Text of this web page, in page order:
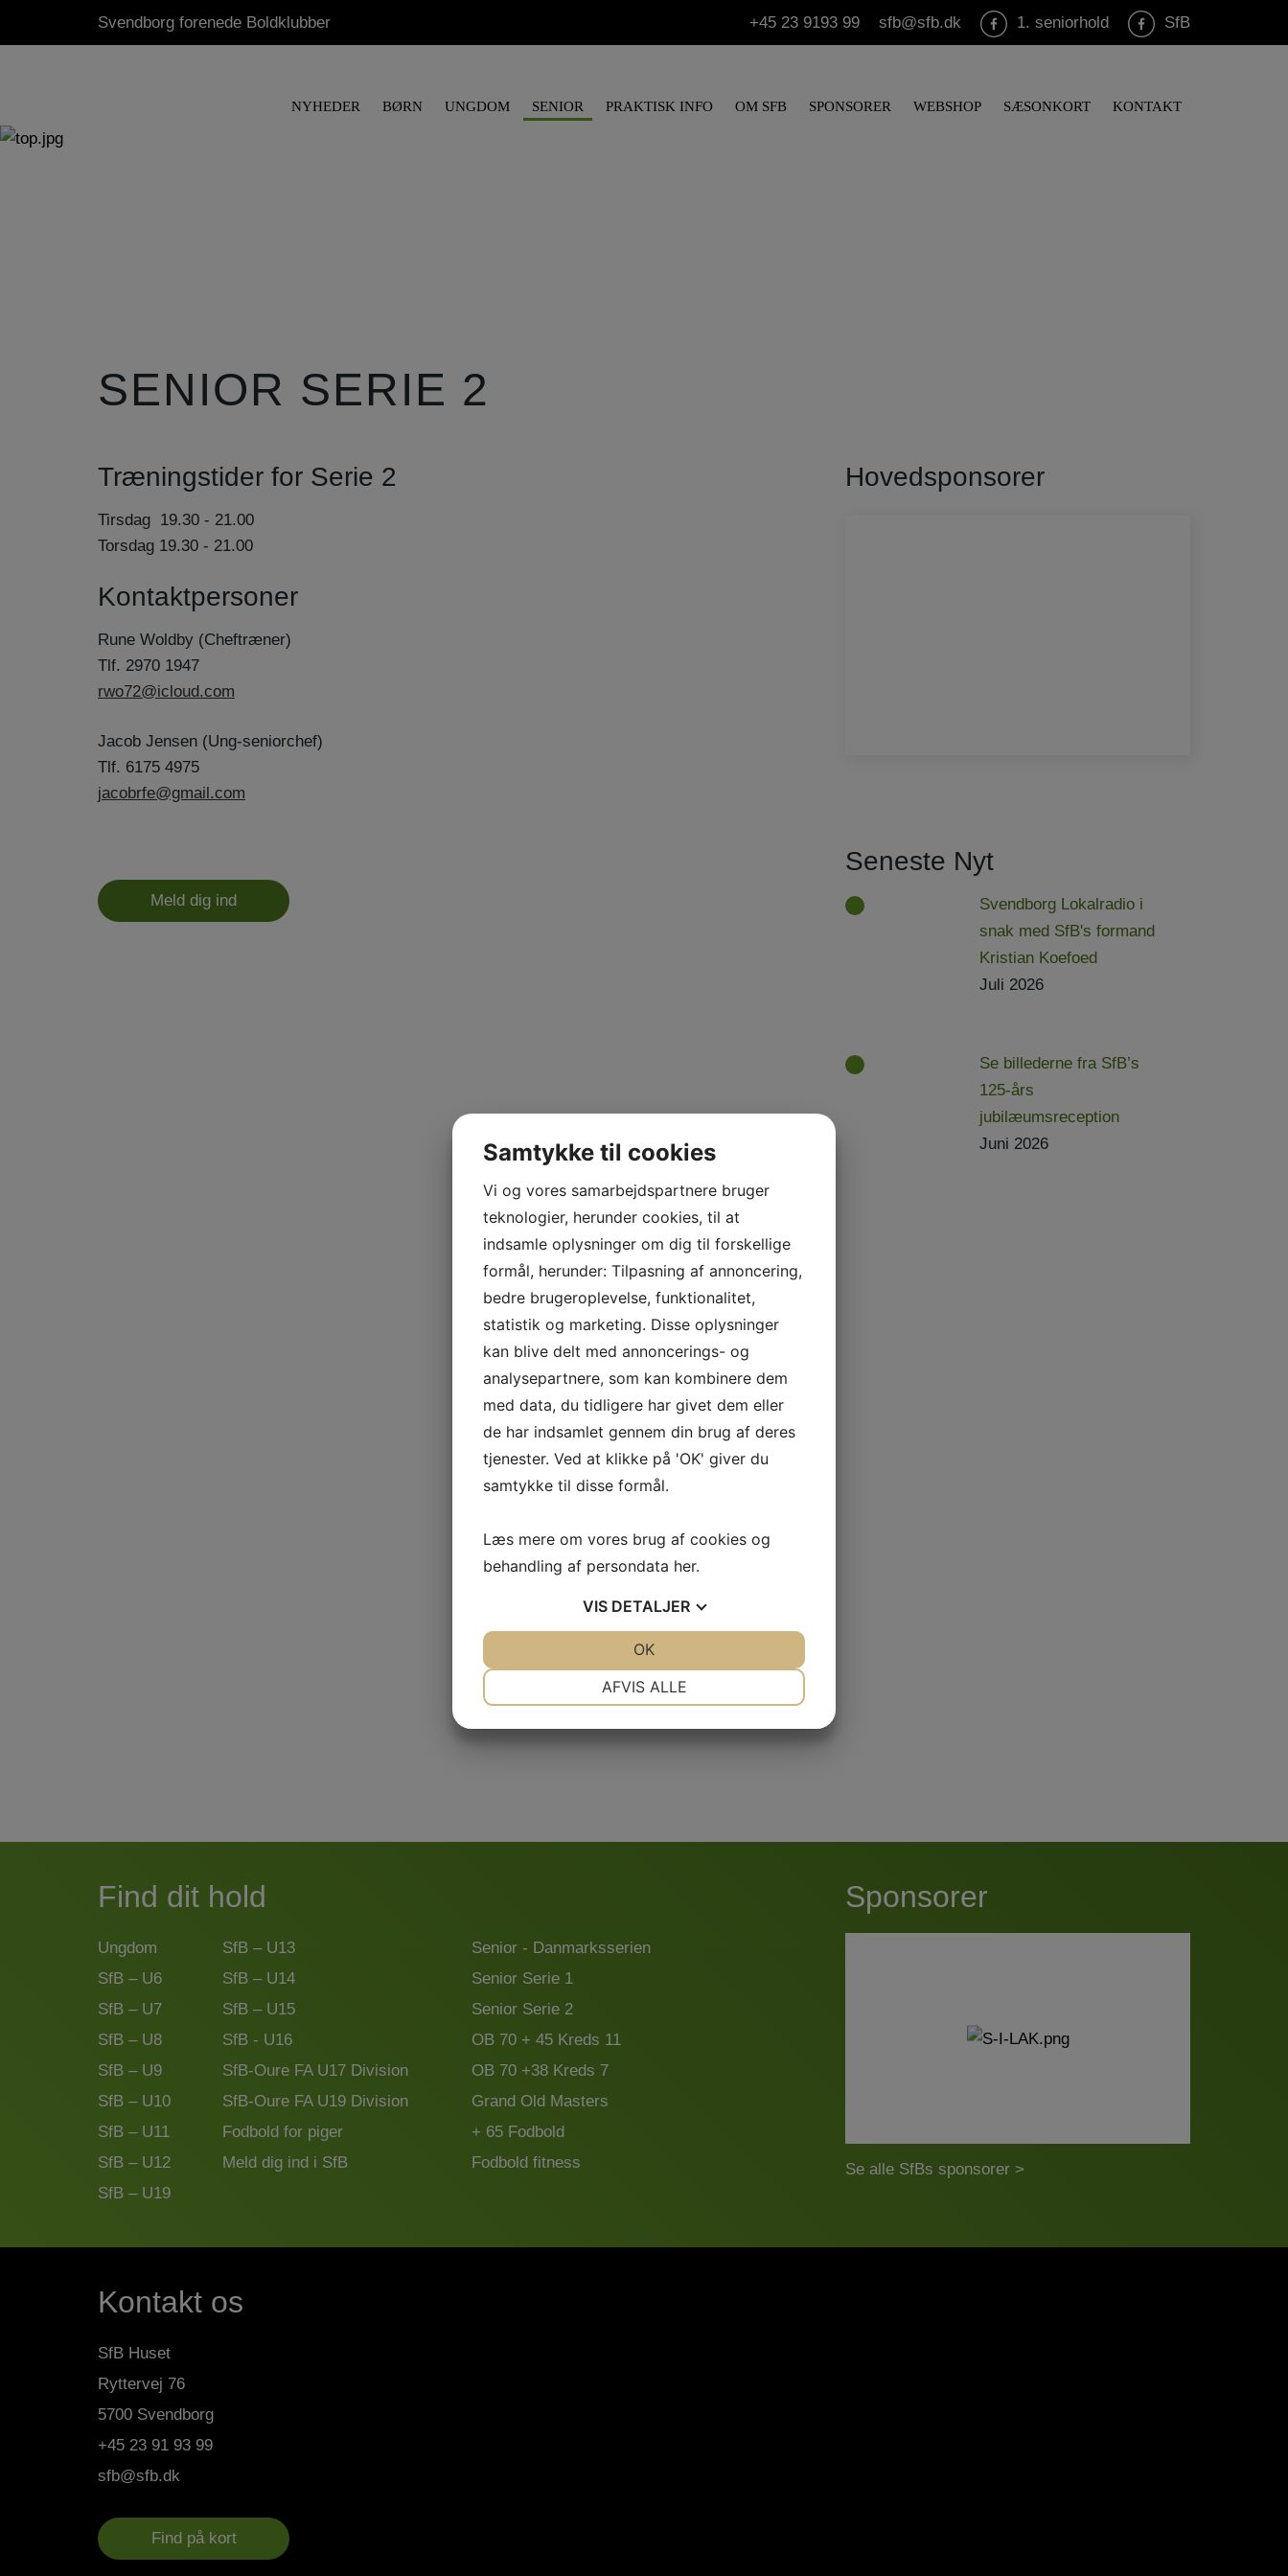
Svendborg forenede Boldklubber SfB
1. seniorhold
sfb@sfb.dk
+45 23 9193 99
NYHEDER BØRN UNGDOM SENIOR PRAKTISK INFO OM SFB SPONSORER WEBSHOP SÆSONKORT KONTAKT
SENIOR SERIE 2
Træningstider for Serie 2
Tirsdag 19.30 - 21.00
Torsdag 19.30 - 21.00
Kontaktpersoner
Rune Woldby (Cheftræner)
Tlf. 2970 1947
rwo72@icloud.com
Jacob Jensen (Ung-seniorchef)
Tlf. 6175 4975
jacobrfe@gmail.com
Meld dig ind
Hovedsponsorer
Seneste Nyt
Svendborg Lokalradio i
snak med SfB's formand
Kristian Koefoed
Juli 2026
Se billederne fra SfB’s
125-års
jubilæumsreception
Juni 2026
Find dit hold
Ungdom
SfB – U6
SfB – U7
SfB – U8
SfB – U9
SfB – U10
SfB – U11
SfB – U12
SfB – U19
SfB – U13
SfB – U14
SfB – U15
SfB - U16
SfB-Oure FA U17 Division
SfB-Oure FA U19 Division
Fodbold for piger
Meld dig ind i SfB
Senior - Danmarksserien
Senior Serie 1
Senior Serie 2
OB 70 + 45 Kreds 11
OB 70 +38 Kreds 7
Grand Old Masters
+ 65 Fodbold
Fodbold fitness
Sponsorer
Se alle SfBs sponsorer >
Kontakt os
SfB Huset
Ryttervej 76
5700 Svendborg
+45 23 91 93 99
sfb@sfb.dk
Find på kort
Samtykke til cookies
Vi og vores samarbejdspartnere bruger
teknologier, herunder cookies, til at
indsamle oplysninger om dig til forskellige
formål, herunder: Tilpasning af annoncering,
bedre brugeroplevelse, funktionalitet,
statistik og marketing. Disse oplysninger
kan blive delt med annoncerings- og
analysepartnere, som kan kombinere dem
med data, du tidligere har givet dem eller
de har indsamlet gennem din brug af deres
tjenester. Ved at klikke på 'OK' giver du
samtykke til disse formål.
Læs mere om vores brug af cookies og
behandling af persondata her.
VIS DETALJER
AFVIS ALLE
OK